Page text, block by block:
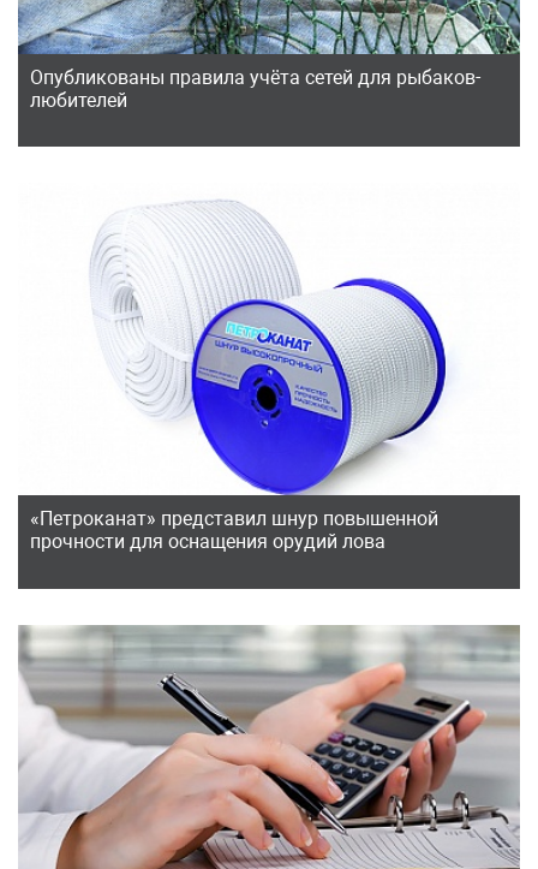
Опубликованы правила учёта сетей для рыбаков-
любителей
«Петроканат» представил шнур повышенной
прочности для оснащения орудий лова